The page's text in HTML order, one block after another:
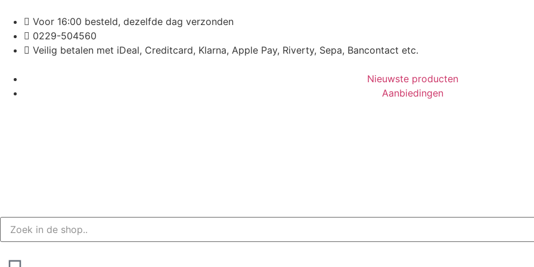
Voor 16:00 besteld, dezelfde dag verzonden
0229-504560
Veilig betalen met iDeal, Creditcard, Klarna, Apple Pay, Riverty, Sepa, Bancontact etc.
Nieuwste producten
Aanbiedingen